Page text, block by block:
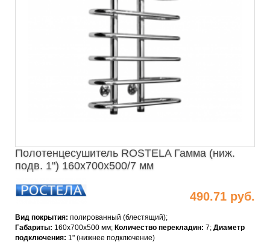
Полотенцесушитель ROSTELA Гамма (ниж.
подв. 1") 160x700x500/7 мм
490.71 руб.
Вид покрытия: полированный (блестящий);
Габариты: 160х700х500 мм; Количество перекладин: 7; Диаметр
подключения: 1" (нижнее подключение)